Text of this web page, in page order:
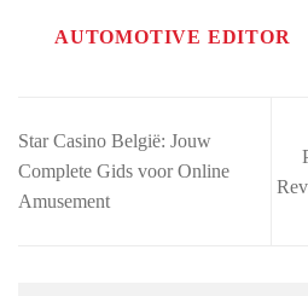
AUTOMOTIVE EDITOR
Star Casino België: Jouw
Complete Gids voor Online
Amusement